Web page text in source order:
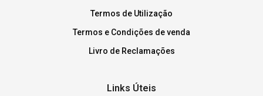
Termos de Utilização
Termos e Condições de venda
Livro de Reclamações
Links Úteis